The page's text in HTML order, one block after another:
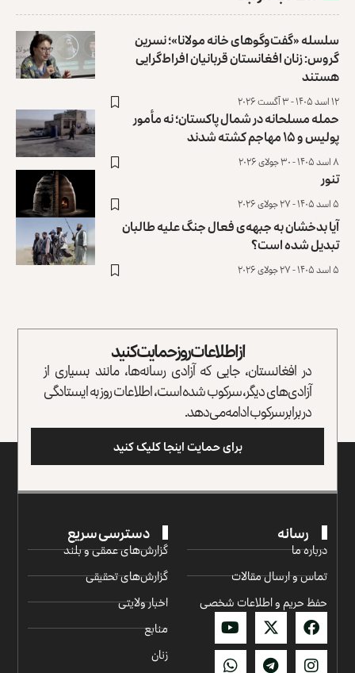
سلسله «گفت‌وگوهای خانه مولانا»؛ نسرین
گروس: زنان افغانستان ‏قربانیان افراط‌گرایی
هستند
۱۲ اسد ۱۴۰۵ - ۳ آگست ۲۰۲۶
حمله مسلحانه در شمال پاکستان؛ نه مأمور
پولیس و ۱۵ مهاجم کشته شدند
۸ اسد ۱۴۰۵ - ۳۰ جولای ۲۰۲۶
تنور
۵ اسد ۱۴۰۵ - ۲۷ جولای ۲۰۲۶
آیا بدخشان به جبهه‌ی فعال جنگ علیه طالبان
تبدیل شده است؟
۵ اسد ۱۴۰۵ - ۲۷ جولای ۲۰۲۶
از اطلاعات روز حمایت کنید
در افغانستان، جایی که آزادی رسانه‌ها، مانند بسیاری از
آزادی‌های دیگر، سرکوب شده است، اطلاعات روز به ایستادگی
در برابر سرکوب ادامه می‌دهد.
برای حمایت اینجا کلیک کنید
رسانه
درباره ما
تماس و ارسال مقالات
حفظ حریم و اطلاعات شخصی
دسترسی سریع
گزارش‌‌های عمقی و بلند
گزارش‌های تحقیقی
اخبار ولایتی
منابع
زنان